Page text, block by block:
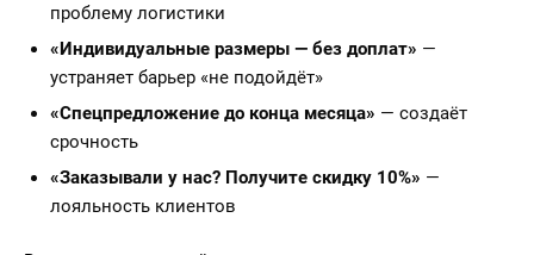
проблему логистики
«Индивидуальные размеры — без доплат» —
устраняет барьер «не подойдёт»
«Спецпредложение до конца месяца» — создаёт
срочность
«Заказывали у нас? Получите скидку 10%» —
лояльность клиентов